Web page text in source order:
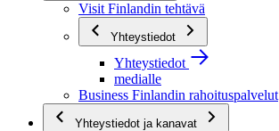
Visit Finlandin tehtävä
Yhteystiedot
Yhteystiedot
medialle
Business Finlandin rahoituspalvelut
Yhteystiedot ja kanavat